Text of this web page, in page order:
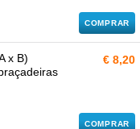
COMPRAR
x B)
€ 8,20
COMPRAR